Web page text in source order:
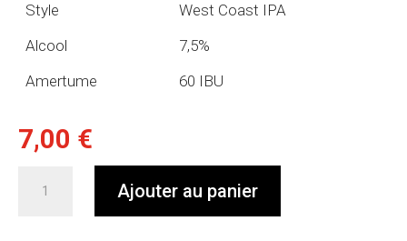
Style
West Coast IPA
Alcool
7,5%
Amertume
60 IBU
7,00 €
Ajouter au panier